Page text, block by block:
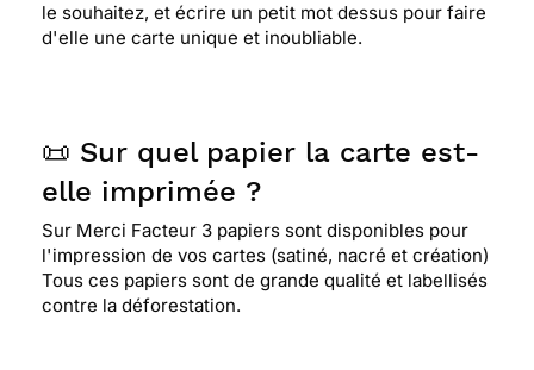
le souhaitez, et écrire un petit mot dessus pour faire
d'elle une carte unique et inoubliable.
📜 Sur quel papier la carte est-
elle imprimée ?
Sur Merci Facteur 3 papiers sont disponibles pour
l'impression de vos cartes (satiné, nacré et création)
Tous ces papiers sont de grande qualité et labellisés
contre la déforestation.